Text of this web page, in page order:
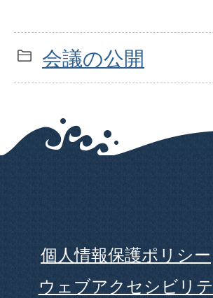
会議の公開
個人情報保護ポリシー
ウェブアクセシビリテ